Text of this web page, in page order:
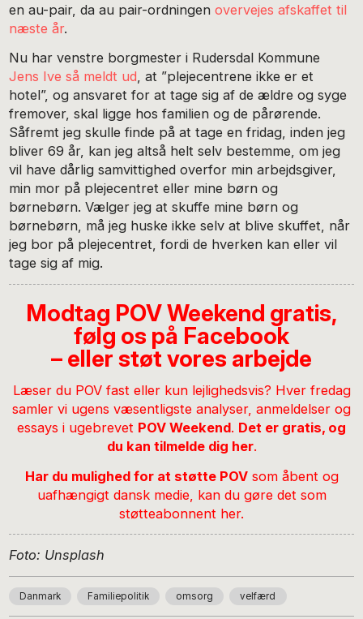
en au-pair, da au pair-ordningenovervejes afskaffet til
næste år.
Nu har venstre borgmester i Rudersdal Kommune
Jens Ive så meldt ud, at ”plejecentrene ikke er et
hotel”, og ansvaret for at tage sig af de ældre og syge
fremover, skal ligge hos familien og de pårørende.
Såfremt jeg skulle finde på at tage en fridag, inden jeg
bliver 69 år, kan jeg altså helt selv bestemme, om jeg
vil have dårlig samvittighed overfor min arbejdsgiver,
min mor på plejecentret eller mine børn og
børnebørn. Vælger jeg at skuffe mine børn og
børnebørn, må jeg huske ikke selv at blive skuffet, når
jeg bor på plejecentret, fordi de hverken kan eller vil
tage sig af mig.
Modtag POV Weekend gratis,
følg os på Facebook
– eller støt vores arbejde
Læser du POV fast eller kun lejlighedsvis? Hver fredag
samler vi ugens væsentligste analyser, anmeldelser og
essays i ugebrevet POV Weekend. Det er gratis, og
du kan tilmelde dig her.
Har du mulighed for at støtte POVsom åbent og
uafhængigt dansk medie, kan du gøre det som
støtteabonnent her.
Foto: Unsplash
Danmark Familiepolitik omsorg velfærd